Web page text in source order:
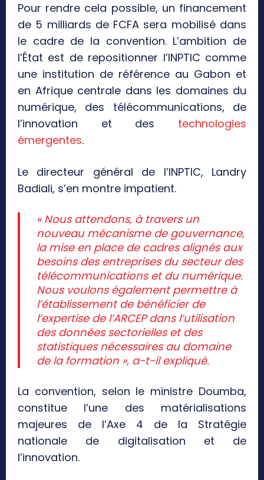
Pour rendre cela possible, un financement
de 5 milliards de FCFA sera mobilisé dans
le cadre de la convention. L’ambition de
l’État est de repositionner l’INPTIC comme
une institution de référence au Gabon et
en Afrique centrale dans les domaines du
numérique, des télécommunications, de
l’innovation et des technologies
émergentes.
Le directeur général de l’INPTIC, Landry
Badiali, s’en montre impatient.
« Nous attendons, à travers un
nouveau mécanisme de gouvernance,
la mise en place de cadres alignés aux
besoins des entreprises du secteur des
télécommunications et du numérique.
Nous voulons également permettre à
l’établissement de bénéficier de
l’expertise de l’ARCEP dans l’utilisation
des données sectorielles et des
statistiques nécessaires au domaine
de la formation », a-t-il expliqué.
‎La convention, selon le ministre Doumba,
constitue l’une des matérialisations
majeures de l’Axe 4 de la Stratégie
nationale de digitalisation et de
l’innovation.